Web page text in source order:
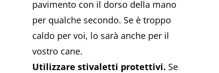
pavimento con il dorso della mano
per qualche secondo. Se è troppo
caldo per voi, lo sarà anche per il
vostro cane.
Utilizzare stivaletti protettivi. Se